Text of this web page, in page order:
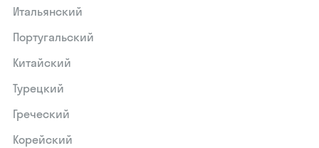
Итальянский
Португальский
Китайский
Турецкий
Греческий
Корейский